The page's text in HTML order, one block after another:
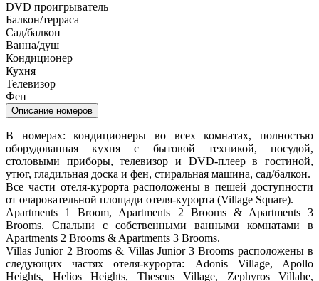
DVD проигрыватель
Балкон/терраса
Сад/балкон
Ванна/душ
Кондиционер
Кухня
Телевизор
Фен
Описание номеров
В номерах: кондиционеры во всех комнатах, полностью
оборудованная кухня с бытовой техникой, посудой,
столовыми приборы, телевизор и DVD-плеер в гостиной,
утюг, гладильная доска и фен, стиральная машина, сад/балкон.
Все части отеля-курорта расположены в пешей доступности
от очаровательной площади отеля-курорта (Village Square).
Apartments 1 Broom, Apartments 2 Brooms & Apartments 3
Brooms. Спальни с собственными ванными комнатами в
Apartments 2 Brooms & Apartments 3 Brooms.
Villas Junior 2 Brooms & Villas Junior 3 Brooms расположены в
следующих частях отеля-курорта: Adonis Village, Apollo
Heights, Helios Heights, Theseus Village, Zephyros Villahe,